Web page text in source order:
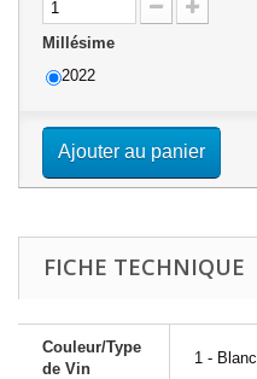
Millésime
2022
Ajouter au panier
FICHE TECHNIQUE
Couleur/Type
de Vin
1 - Blanc